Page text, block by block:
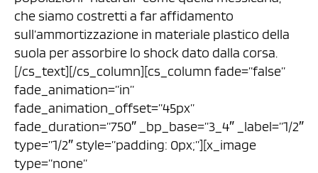
che siamo costretti a far affidamento
sull’ammortizzazione in materiale plastico della
suola per assorbire lo shock dato dalla corsa.
[/cs_text][/cs_column][cs_column fade=”false”
fade_animation=”in”
fade_animation_offset=”45px”
fade_duration=”750″ _bp_base=”3_4″ _label=”1/2″
type=”1/2″ style=”padding: 0px;”][x_image
type=”none”